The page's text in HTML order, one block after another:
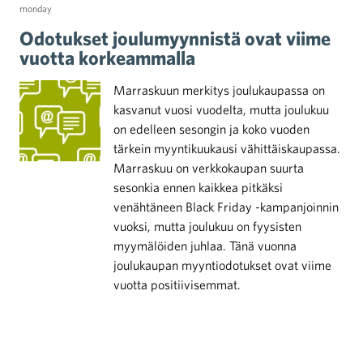
monday
Odotukset joulumyynnistä ovat viime
vuotta korkeammalla
Marraskuun merkitys joulukaupassa on
kasvanut vuosi vuodelta, mutta joulukuu
on edelleen sesongin ja koko vuoden
tärkein myyntikuukausi vähittäiskaupassa.
Marraskuu on verkkokaupan suurta
sesonkia ennen kaikkea pitkäksi
venähtäneen Black Friday -kampanjoinnin
vuoksi, mutta joulukuu on fyysisten
myymälöiden juhlaa. Tänä vuonna
joulukaupan myyntiodotukset ovat viime
vuotta positiivisemmat.